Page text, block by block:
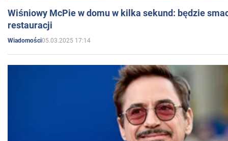
Wiśniowy McPie w domu w kilka sekund: będzie
restauracji
Wiadomości05.03.2025 17:14